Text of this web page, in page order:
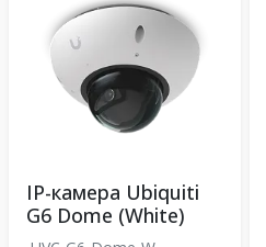
IP-камера Ubiquiti
G6 Dome (White)